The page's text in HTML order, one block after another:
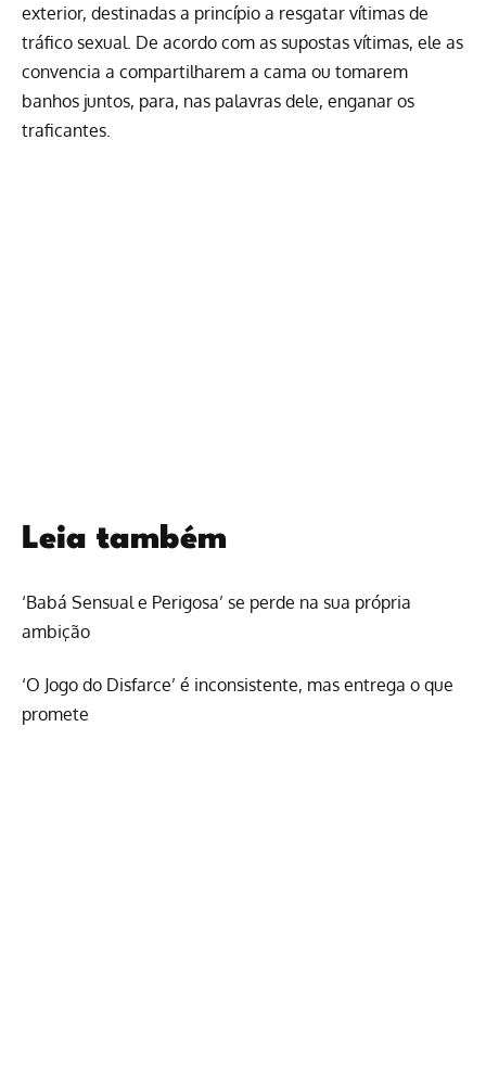
exterior, destinadas a princípio a resgatar vítimas de
tráfico sexual. De acordo com as supostas vítimas, ele as
convencia a compartilharem a cama ou tomarem
banhos juntos, para, nas palavras dele, enganar os
traficantes.
Leia também
‘Babá Sensual e Perigosa’ se perde na sua própria
ambição
‘O Jogo do Disfarce’ é inconsistente, mas entrega o que
promete